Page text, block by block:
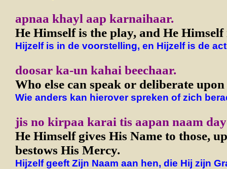
apnaa khayl aap karnaihaar.
He Himself is the play, and He Himself
Hijzelf is in de voorstelling, en Hijzelf is de
doosar ka-un kahai beechaar.
Who else can speak or deliberate
Wie anders kan hierover spreken of zich
jis no kirpaa karai tis aapan naam
He Himself gives His Name to those,
bestows His Mercy.
Hijzelf geeft Zijn Naam aan hen, die Hij zijn